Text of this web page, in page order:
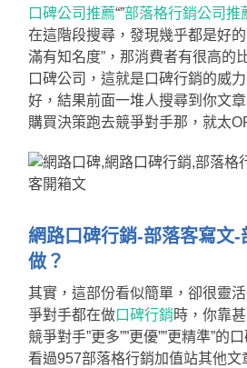
口碑公司推薦“”部落格行銷公司推
在這階段搜尋，發現幾乎都是好
滿有知名度”，那消費者有很高的
口碑公司，這就是口碑行銷的威
好，結果前面一堆人搜尋到你文
購買決策跑去競爭對手那，就太
網路口碑行銷-部落客寫文-
做？
其實，這部份看似簡單，卻很靈
爭對手都在做口碑行銷時，你靠
競爭對手”更多””更優””更精準”的
看過957部落格行銷加值站其他